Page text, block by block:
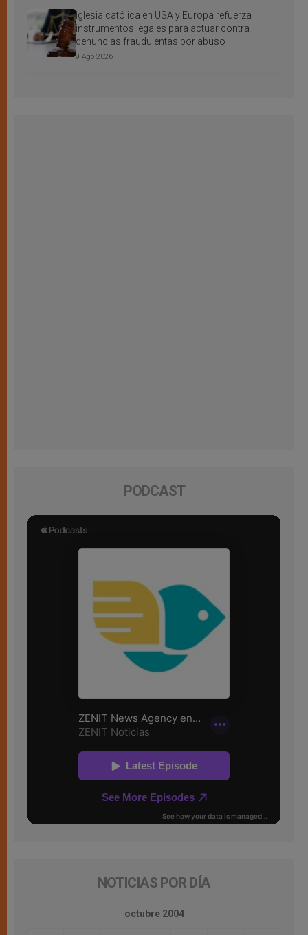
Iglesia católica en USA y Europa refuerza
instrumentos legales para actuar contra
denuncias fraudulentas por abuso
9 Ago 2026
PODCAST
NOTICIAS POR DÍA
octubre 2004